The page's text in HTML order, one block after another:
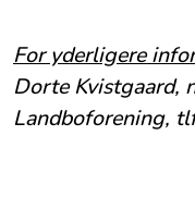
For yderligere
Dorte Kvistgaard,
Landboforening,